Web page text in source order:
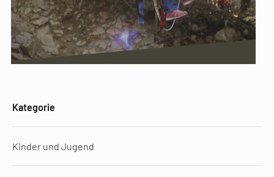
Kategorie
Kinder und Jugend